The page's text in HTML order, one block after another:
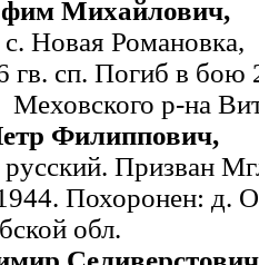
Михайлович,
с. Новая
гв. сп. По­гиб в
р-на
Филиппович,
русский. Призван
Похоронен: д.
обл.